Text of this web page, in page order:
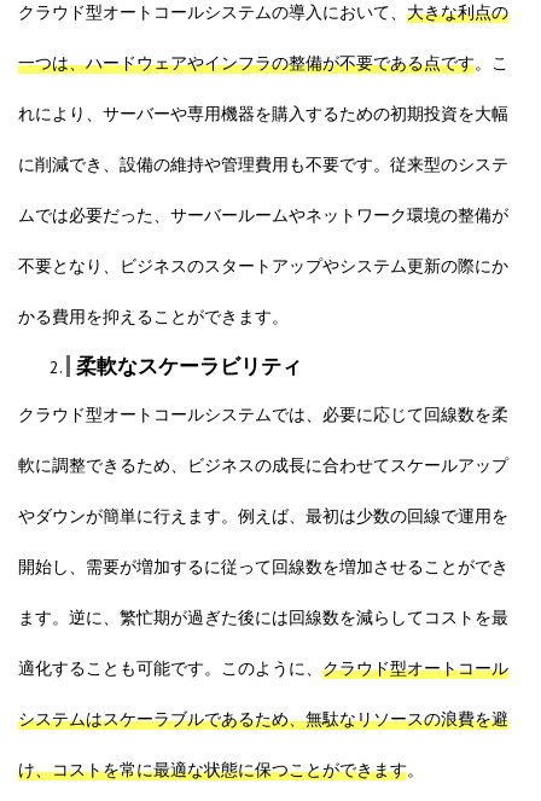
クラウド型オートコールシステムの導入において、 大きな利点の
一つは、ハードウェアやインフラの整備が不要である点です。こ
れにより、サーバーや専用機器を購入するための初期投資を大幅
に削減でき、設備の維持や管理費用も不要です。従来型のシステ
ムでは必要だった、サーバールームやネットワーク環境の整備が
不要となり、ビジネスのスタートアップやシステム更新の際にか
かる費用を抑えることができます。
柔軟なスケーラビリティ
クラウド型オートコールシステムでは、必要に応じて回線数を柔
軟に調整できるため、ビジネスの成長に合わせてスケールアップ
やダウンが簡単に行えます。例えば、最初は少数の回線で運用を
開始し、需要が増加するに従って回線数を増加させることができ
ます。逆に、繁忙期が過ぎた後には回線数を減らしてコストを最
適化することも可能です。このように、 クラウド型オートコール
システムはスケーラブルであるため、無駄なリソースの浪費を避
け、コストを常に最適な状態に保つことができます。